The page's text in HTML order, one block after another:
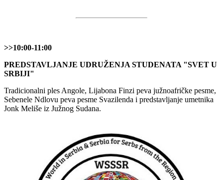
>>10:00-11:00
PREDSTAVLJANJE UDRUŽENJA STUDENATA "SVET U
SRBIJI"
Tradicionalni ples Angole, Lijabona Finzi peva južnoafričke pesme,
Sebenele Ndlovu peva pesme Svazilenda i predstavljanje umetnika
Jonk Meliše iz Južnog Sudana.